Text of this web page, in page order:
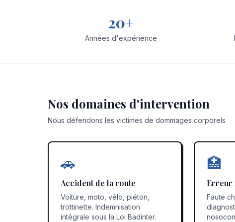
20+
Années d'expérience
Nos domaines d'intervention
Nous défendons les victimes de dommages corporels
🚗
Accident de la route
Voiture, moto, vélo, piéton,
trottinette. Indemnisation
intégrale sous la Loi Badinter.
🏥
Erreur
Faute